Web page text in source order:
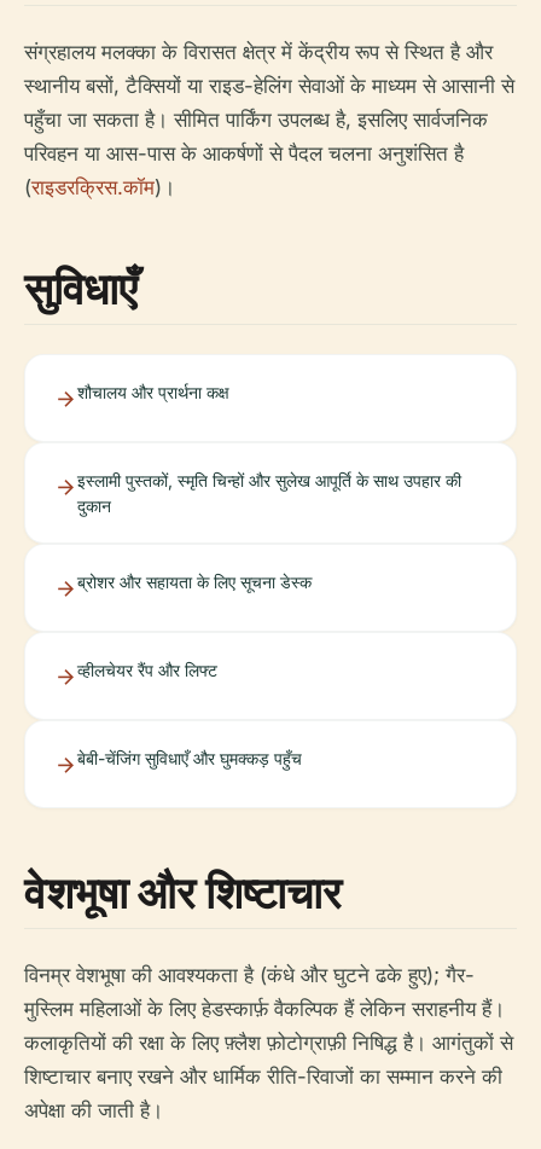
संग्रहालय मलक्का के विरासत क्षेत्र में केंद्रीय रूप से स्थित है और
स्थानीय बसों, टैक्सियों या राइड-हेलिंग सेवाओं के माध्यम से आसानी से
पहुँचा जा सकता है। सीमित पार्किंग उपलब्ध है, इसलिए सार्वजनिक
परिवहन या आस-पास के आकर्षणों से पैदल चलना अनुशंसित है
(राइडरक्रिस.कॉम)।
सुविधाएँ
शौचालय और प्रार्थना कक्ष
इस्लामी पुस्तकों, स्मृति चिन्हों और सुलेख आपूर्ति के साथ उपहार की
दुकान
ब्रोशर और सहायता के लिए सूचना डेस्क
व्हीलचेयर रैंप और लिफ्ट
बेबी-चेंजिंग सुविधाएँ और घुमक्कड़ पहुँच
वेशभूषा और शिष्टाचार
विनम्र वेशभूषा की आवश्यकता है (कंधे और घुटने ढके हुए); गैर-
मुस्लिम महिलाओं के लिए हेडस्कार्फ़ वैकल्पिक हैं लेकिन सराहनीय हैं।
कलाकृतियों की रक्षा के लिए फ़्लैश फ़ोटोग्राफ़ी निषिद्ध है। आगंतुकों से
शिष्टाचार बनाए रखने और धार्मिक रीति-रिवाजों का सम्मान करने की
अपेक्षा की जाती है।